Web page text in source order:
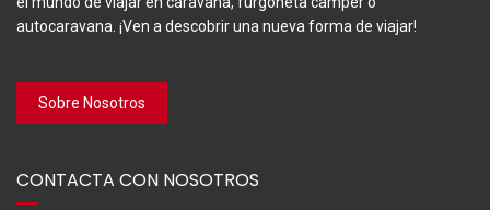
autocaravana. ¡Ven a descobrir una nueva forma de viajar!
Sobre Nosotros
CONTACTA CON NOSOTROS